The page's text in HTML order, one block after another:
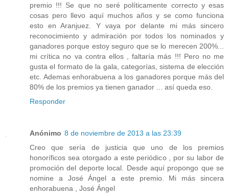
premio !!! Se que no seré políticamente correcto y esas
cosas pero llevo aquí muchos años y se como funciona
esto en Aranjuez. Y vaya por delante mi más sincero
reconocimiento y admiración por todos los nominados y
ganadores porque estoy seguro que se lo merecen 200%...
mi crítica no va contra ellos , faltaría más !!! Pero no me
gusta el formato de la gala, categorías, sistema de elección
etc. Ademas enhorabuena a los ganadores porque más del
80% de los premios ya tienen ganador ... así queda eso.
Responder
Anónimo 8 de noviembre de 2013 a las 23:39
Creo que sería de justicia que uno de los premios
honoríficos sea otorgado a este periódico , por su labor de
promoción del deporte local. Desde aquí propongo que se
nomine a José Ángel a este premio. Mi más sincera
enhorabuena , José Ángel